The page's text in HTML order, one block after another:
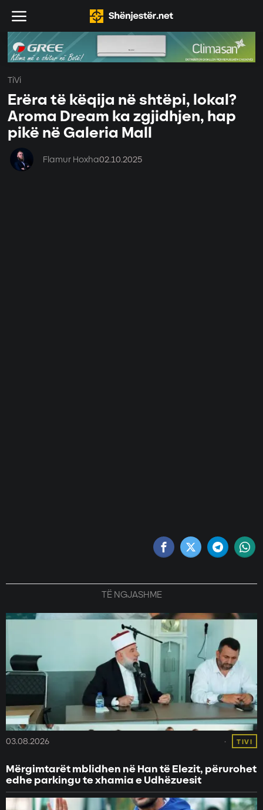
TiVi
Erëra të këqija në shtëpi, lokal?
Aroma Dream ka zgjidhjen, hap
pikë në Galeria Mall
Flamur Hoxha02.10.2025
TË NGJASHME
03.08.2026 TIVI
Mërgimtarët mblidhen në Han të Elezit, përurohet
edhe parkingu te xhamia e Udhëzuesit